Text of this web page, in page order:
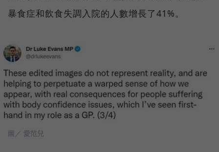
暴食症和飲食失調入院的人數增長了41%。
圖／ 愛范兒